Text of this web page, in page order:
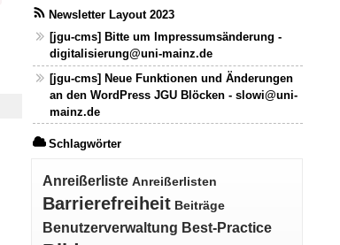
Newsletter Layout 2023
[jgu-cms] Bitte um Impressumsänderung -
digitalisierung@uni-mainz.de
[jgu-cms] Neue Funktionen und Änderungen
an den WordPress JGU Blöcken - slowi@uni-
mainz.de
Schlagwörter
Anreißerliste Anreißerlisten
Barrierefreiheit Beiträge
Benutzerverwaltung Best-Practice